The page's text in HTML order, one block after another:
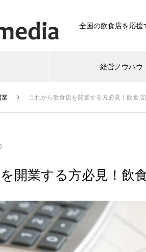
全国の飲食店を応援
経営ノウハウ
業 これから飲食店を開業する方必見！飲食
開業する方必見！飲